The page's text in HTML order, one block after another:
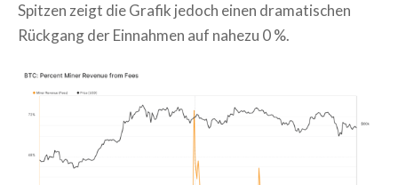
Spitzen zeigt die Grafik jedoch einen dramatischen
Rückgang der Einnahmen auf nahezu 0 %.